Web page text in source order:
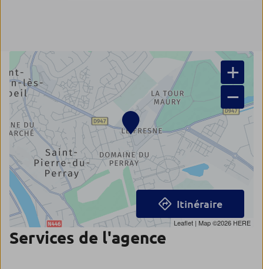
+
−
Leaflet | Map ©2026 HERE
Itinéraire
Services de l'agence